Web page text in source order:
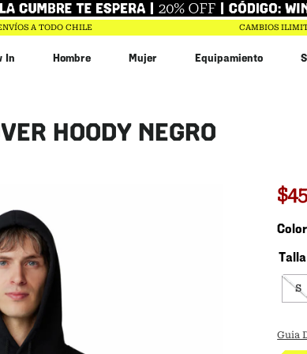
A TODO CHILE CAMBIOS
In Hombre Mujer Equipamiento
HOODY NEGRO
$
Color
Talla
S
Guia